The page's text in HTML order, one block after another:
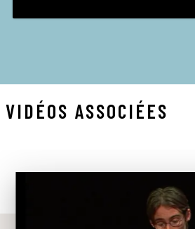
VIDÉOS ASSOCIÉES